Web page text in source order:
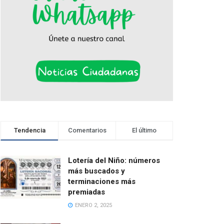
Tendencia Comentarios El último
Lotería del Niño: números
más buscados y
terminaciones más
premiadas
ENERO 2, 2025